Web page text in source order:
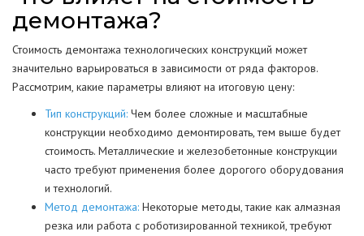
демонтажа?
Стоимость демонтажа технологических конструкций может
значительно варьироваться в зависимости от ряда факторов.
Рассмотрим, какие параметры влияют на итоговую цену:
Тип конструкций: Чем более сложные и масштабные
конструкции необходимо демонтировать, тем выше будет
стоимость. Металлические и железобетонные конструкции
часто требуют применения более дорогого оборудования
и технологий.
Метод демонтажа: Некоторые методы, такие как алмазная
резка или работа с роботизированной техникой, требуют